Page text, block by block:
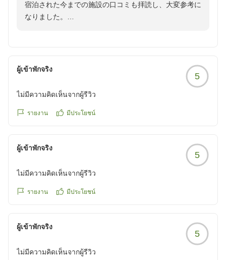
https://review.travel.rakuten.co.jp/hotel/voice/192?
reviewId=33123478225927
宿泊された今までの施設の口コミも拝読し、大変参考に
なりました。
変な賑わいです。しかしながら、この暑さ。そして、今
年から新たに決まった暑さの言葉･･･「酷暑日」その表
現に驚くばかりです。
お客様もお出かけの際にはくれぐれもご注意下さいま
すように。
お客様のまたのご来館をスタッフ一同心よりお待ちし
ผู้เข้าพักจริง
5
ไม่มีความคิดเห็นจากผู้รีวิว
รายงาน มีประโยชน์
ผู้เข้าพักจริง
5
ไม่มีความคิดเห็นจากผู้รีวิว
รายงาน มีประโยชน์
ผู้เข้าพักจริง
5
ไม่มีความคิดเห็นจากผู้รีวิว